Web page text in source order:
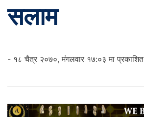
सलाम
- १८ चैत्र २०७०, मंगलवार १७:०३ मा प्रकाशित